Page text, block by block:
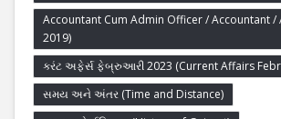
Accountant Cum Admin Officer / Accountant /
2019)
કરંટ અફેર્સ ફેબ્રુઆરી 2023 (Current Affairs
સમય અને અંતર (Time and Distance)